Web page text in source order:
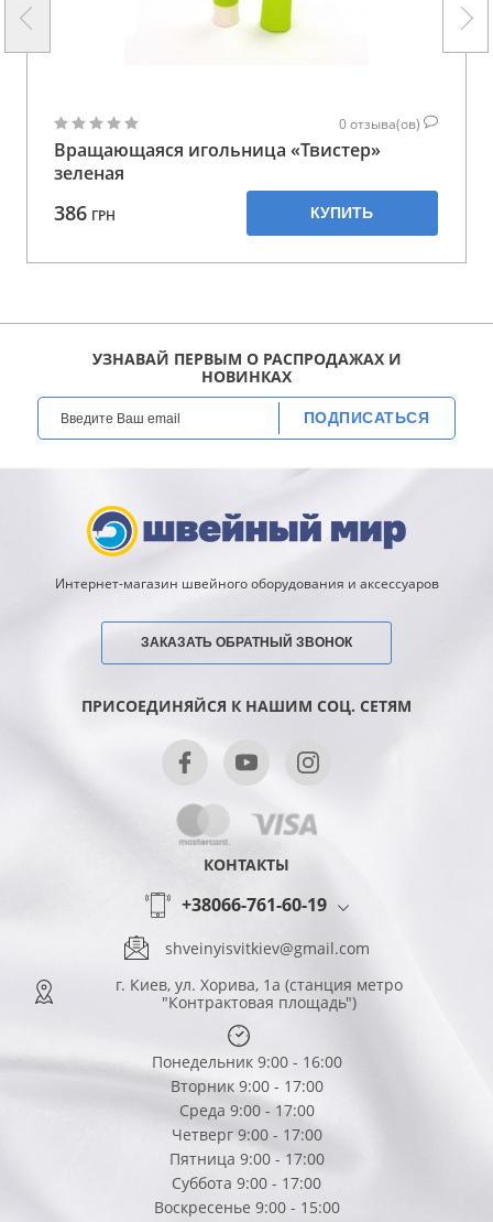
0отзыва(ов)
Вращающаяся игольница «Твистер»
зеленая
386 ГРН КУПИТЬ
УЗНАВАЙ ПЕРВЫМ О РАСПРОДАЖАХ И
НОВИНКАХ
ПОДПИСАТЬСЯ
Интернет-магазин швейного оборудования и аксессуаров
ЗАКАЗАТЬ ОБРАТНЫЙ ЗВОНОК
ПРИСОЕДИНЯЙСЯ К НАШИМ СОЦ. СЕТЯМ
КОНТАКТЫ
+38066-761-60-19
shveinyisvitkiev@gmail.com
г. Киев, ул. Хорива, 1а (станция метро
"Контрактовая площадь")
Понедельник 9:00 - 16:00
Вторник 9:00 - 17:00
Среда 9:00 - 17:00
Четверг 9:00 - 17:00
Пятница 9:00 - 17:00
Суббота 9:00 - 17:00
Воскресенье 9:00 - 15:00